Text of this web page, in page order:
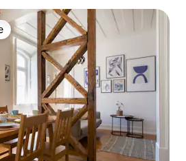
на гостите